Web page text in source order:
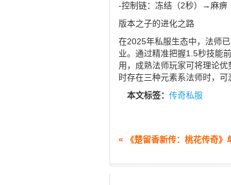
-控制链：冻结（2秒）→麻痹
版本之子的进化之路
在2025年私服生态中，法师
业。通过精准把握1.5秒技能
用，成熟法师玩家可将理论
时存在三种元素系法师时，
本文标签： 传奇私服
« 《楚留香新传：桃花传奇